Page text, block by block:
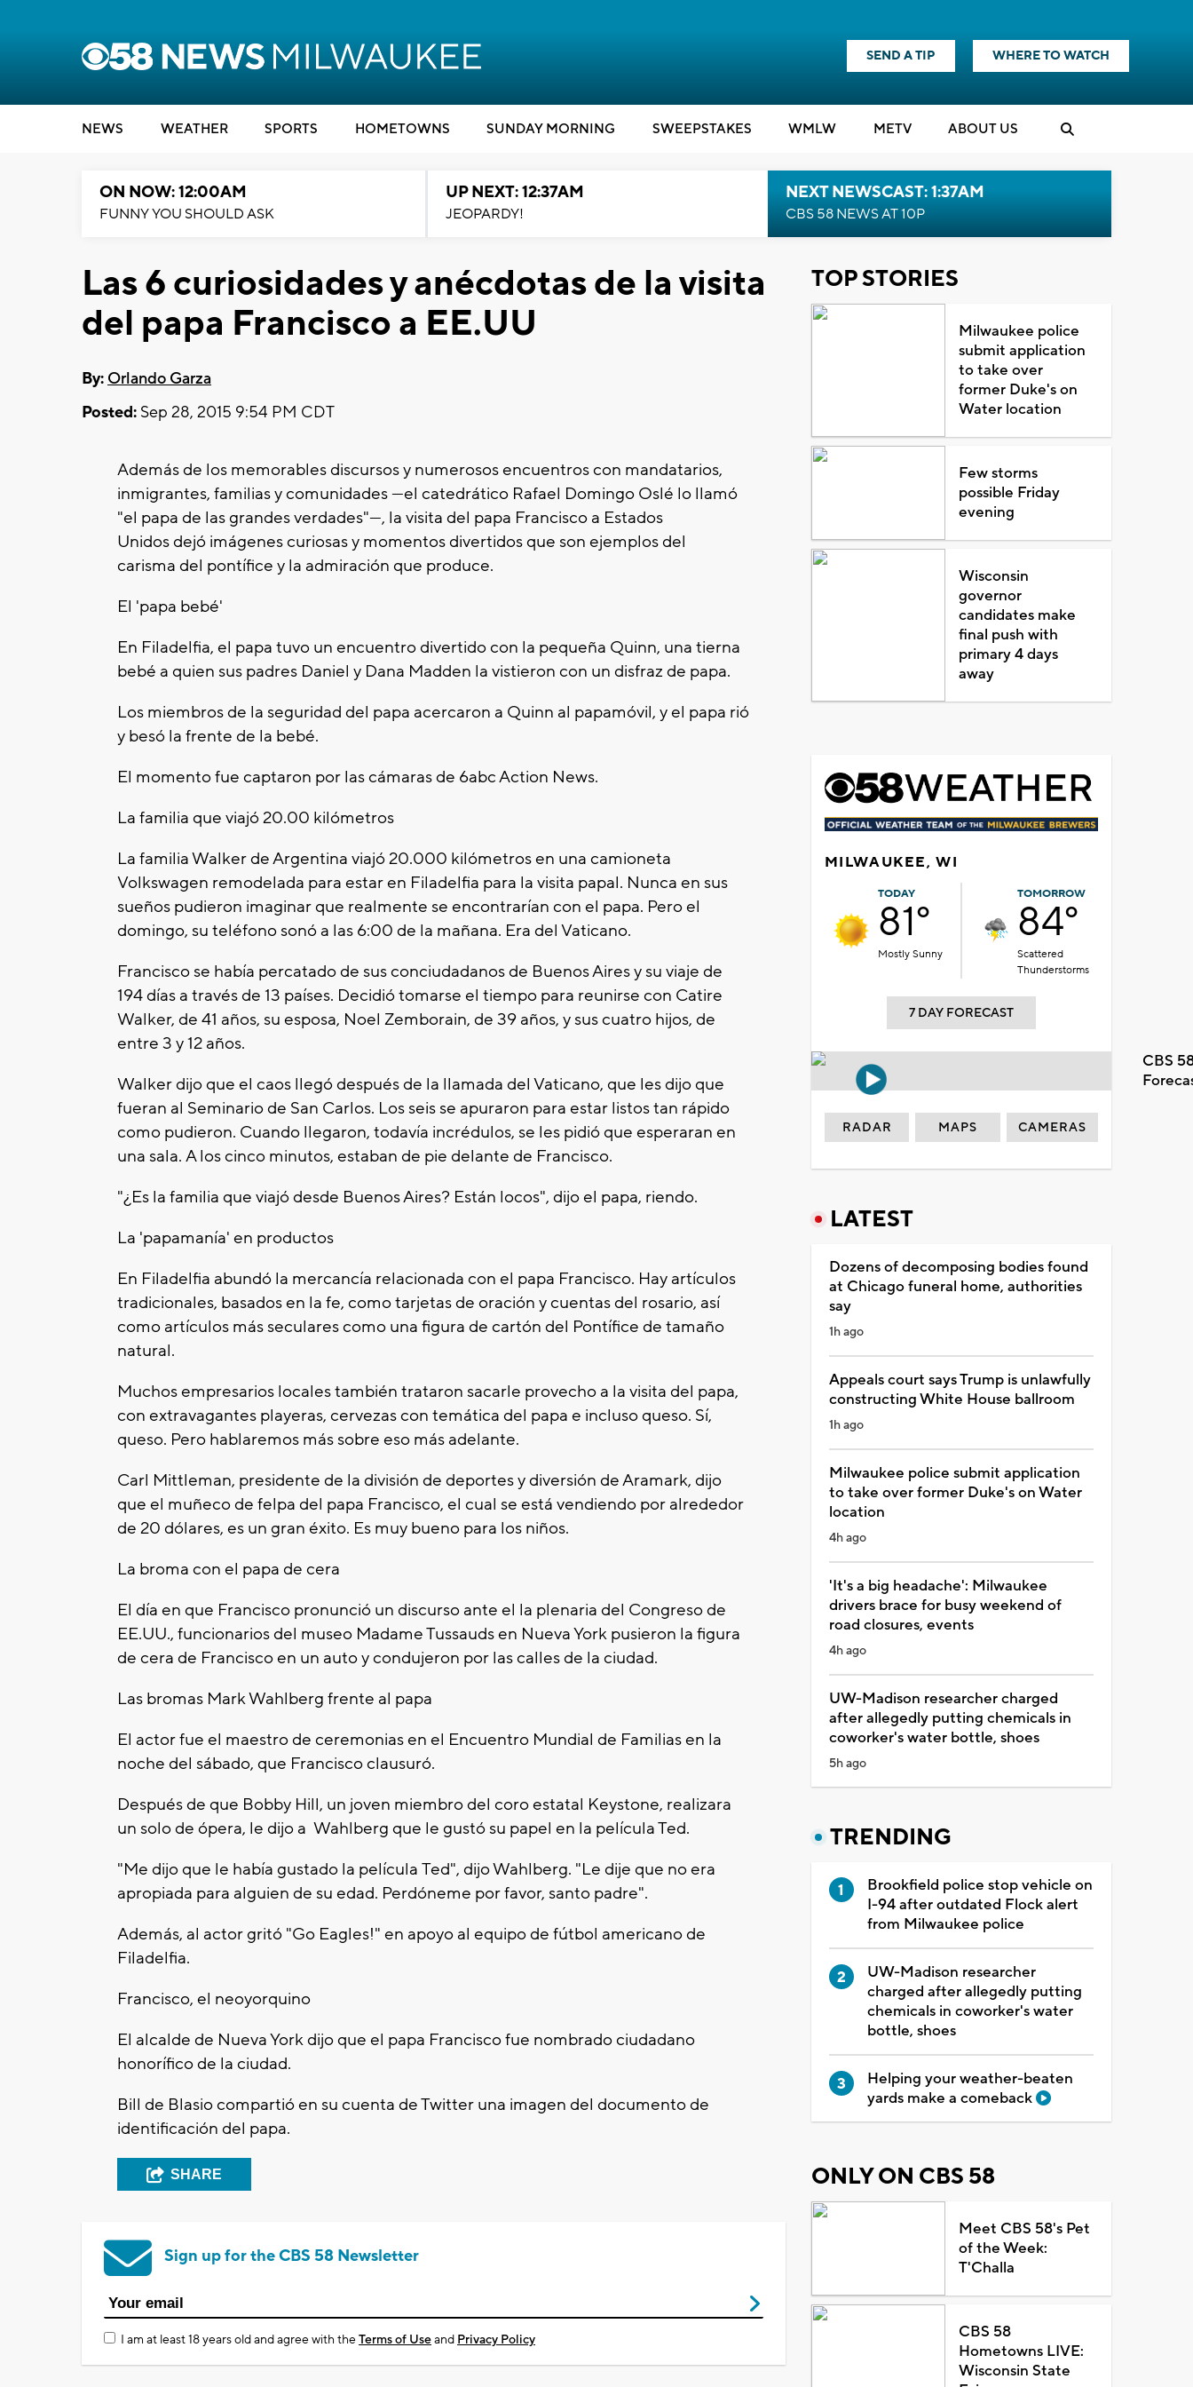
SEND A TIP WHERE TO WATCH
NEWS WEATHER SPORTS HOMETOWNS SUNDAY MORNING SWEEPSTAKES WMLW METV ABOUT US
ON NOW: 12:00AM
FUNNY YOU SHOULD ASK
UP NEXT: 12:37AM
JEOPARDY!
NEXT NEWSCAST: 1:37AM
CBS 58 NEWS AT 10P
Las 6 curiosidades y anécdotas de la visita
del papa Francisco a EE.UU
By: Orlando Garza
Posted: Sep 28, 2015 9:54 PM CDT
Además de los memorables discursos y numerosos encuentros con mandatarios,
inmigrantes, familias y comunidades —el catedrático Rafael Domingo Oslé lo llamó
"el papa de las grandes verdades"—, la visita del papa Francisco a Estados
Unidos dejó imágenes curiosas y momentos divertidos que son ejemplos del
carisma del pontífice y la admiración que produce.
El 'papa bebé'
En Filadelfia, el papa tuvo un encuentro divertido con la pequeña Quinn, una tierna
bebé a quien sus padres Daniel y Dana Madden la vistieron con un disfraz de papa.
Los miembros de la seguridad del papa acercaron a Quinn al papamóvil, y el papa rió
y besó la frente de la bebé.
El momento fue captaron por las cámaras de 6abc Action News.
La familia que viajó 20.00 kilómetros
La familia Walker de Argentina viajó 20.000 kilómetros en una camioneta
Volkswagen remodelada para estar en Filadelfia para la visita papal. Nunca en sus
sueños pudieron imaginar que realmente se encontrarían con el papa. Pero el
domingo, su teléfono sonó a las 6:00 de la mañana. Era del Vaticano.
Francisco se había percatado de sus conciudadanos de Buenos Aires y su viaje de
194 días a través de 13 países. Decidió tomarse el tiempo para reunirse con Catire
Walker, de 41 años, su esposa, Noel Zemborain, de 39 años, y sus cuatro hijos, de
entre 3 y 12 años.
Walker dijo que el caos llegó después de la llamada del Vaticano, que les dijo que
fueran al Seminario de San Carlos. Los seis se apuraron para estar listos tan rápido
como pudieron. Cuando llegaron, todavía incrédulos, se les pidió que esperaran en
una sala. A los cinco minutos, estaban de pie delante de Francisco.
"¿Es la familia que viajó desde Buenos Aires? Están locos", dijo el papa, riendo.
La 'papamanía' en productos
En Filadelfia abundó la mercancía relacionada con el papa Francisco. Hay artículos
tradicionales, basados en la fe, como tarjetas de oración y cuentas del rosario, así
como artículos más seculares como una figura de cartón del Pontífice de tamaño
natural.
Muchos empresarios locales también trataron sacarle provecho a la visita del papa,
con extravagantes playeras, cervezas con temática del papa e incluso queso. Sí,
queso. Pero hablaremos más sobre eso más adelante.
Carl Mittleman, presidente de la división de deportes y diversión de Aramark, dijo
que el muñeco de felpa del papa Francisco, el cual se está vendiendo por alrededor
de 20 dólares, es un gran éxito. Es muy bueno para los niños.
La broma con el papa de cera
El día en que Francisco pronunció un discurso ante el la plenaria del Congreso de
EE.UU., funcionarios del museo Madame Tussauds en Nueva York pusieron la figura
de cera de Francisco en un auto y condujeron por las calles de la ciudad.
Las bromas Mark Wahlberg frente al papa
El actor fue el maestro de ceremonias en el Encuentro Mundial de Familias en la
noche del sábado, que Francisco clausuró.
Después de que Bobby Hill, un joven miembro del coro estatal Keystone, realizara
un solo de ópera, le dijo a Wahlberg que le gustó su papel en la película Ted.
"Me dijo que le había gustado la película Ted", dijo Wahlberg. "Le dije que no era
apropiada para alguien de su edad. Perdóneme por favor, santo padre".
Además, al actor gritó "Go Eagles!" en apoyo al equipo de fútbol americano de
Filadelfia.
Francisco, el neoyorquino
El alcalde de Nueva York dijo que el papa Francisco fue nombrado ciudadano
honorífico de la ciudad.
Bill de Blasio compartió en su cuenta de Twitter una imagen del documento de
identificación del papa.
SHARE
Sign up for the CBS 58 Newsletter
I am at least 18 years old and agree with theTerms of Useand Privacy Policy
TOP STORIES
Milwaukee police
submit application
to take over
former Duke's on
Water location
Few storms
possible Friday
evening
Wisconsin
governor
candidates make
final push with
primary 4 days
away
MILWAUKEE, WI
TODAY
81°
Mostly Sunny
TOMORROW
84°
Scattered
Thunderstorms
7 DAY FORECAST
CBS
RADAR MAPS CAMERAS
LATEST
Dozens of decomposing bodies found
at Chicago funeral home, authorities
say
1h ago
Appeals court says Trump is unlawfully
constructing White House ballroom
1h ago
Milwaukee police submit application
to take over former Duke's on Water
location
4h ago
'It's a big headache': Milwaukee
drivers brace for busy weekend of
road closures, events
4h ago
UW-Madison researcher charged
after allegedly putting chemicals in
coworker's water bottle, shoes
5h ago
TRENDING
Brookfield police stop vehicle on
I-94 after outdated Flock alert
from Milwaukee police
UW-Madison researcher
charged after allegedly putting
chemicals in coworker's water
bottle, shoes
Helping your weather-beaten
yards make a comeback
ONLY ON CBS 58
Meet CBS 58's Pet
of the Week:
T'Challa
CBS 58
Hometowns LIVE:
Wisconsin State